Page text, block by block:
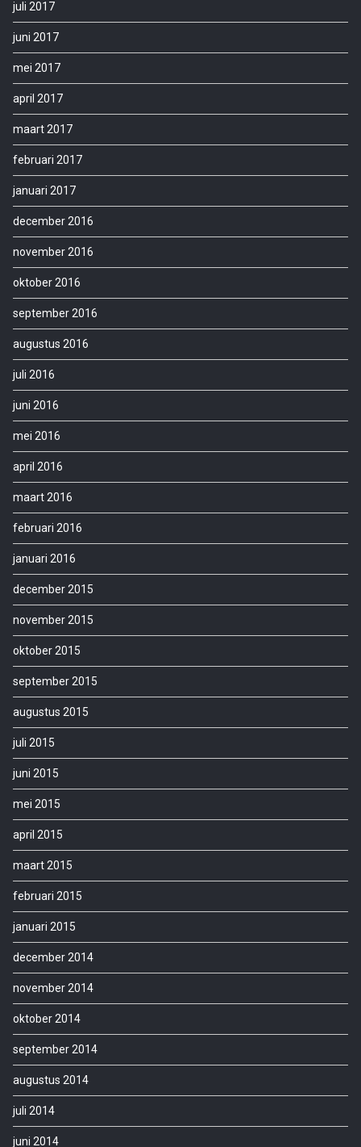
juli 2017
juni 2017
mei 2017
april 2017
maart 2017
februari 2017
januari 2017
december 2016
november 2016
oktober 2016
september 2016
augustus 2016
juli 2016
juni 2016
mei 2016
april 2016
maart 2016
februari 2016
januari 2016
december 2015
november 2015
oktober 2015
september 2015
augustus 2015
juli 2015
juni 2015
mei 2015
april 2015
maart 2015
februari 2015
januari 2015
december 2014
november 2014
oktober 2014
september 2014
augustus 2014
juli 2014
juni 2014